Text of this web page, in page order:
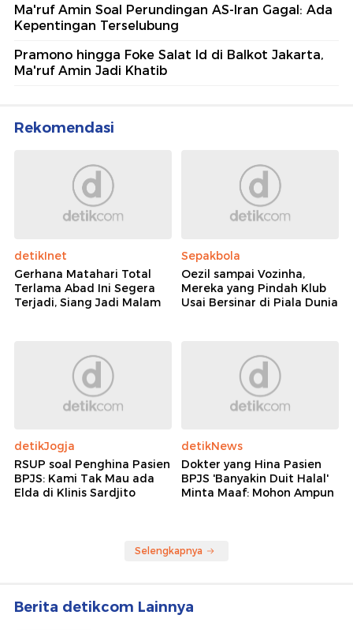
Ma'ruf Amin Soal Perundingan AS-Iran Gagal: Ada
Kepentingan Terselubung
Pramono hingga Foke Salat Id di Balkot Jakarta,
Ma'ruf Amin Jadi Khatib
Rekomendasi
detikInet
Gerhana Matahari Total
Terlama Abad Ini Segera
Terjadi, Siang Jadi Malam
Sepakbola
Oezil sampai Vozinha,
Mereka yang Pindah Klub
Usai Bersinar di Piala Dunia
detikJogja
RSUP soal Penghina Pasien
BPJS: Kami Tak Mau ada
Elda di Klinis Sardjito
detikNews
Dokter yang Hina Pasien
BPJS 'Banyakin Duit Halal'
Minta Maaf: Mohon Ampun
Selengkapnya
Berita detikcom Lainnya